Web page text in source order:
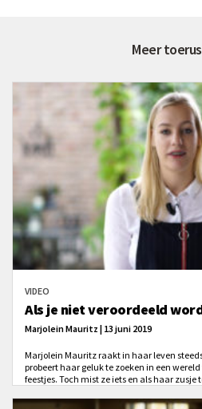
Meer
VIDEO
Als je niet veroordeeld
Marjolein Mauritz | 13 juni 2019
Marjolein Mauritz raakt in haar leven
probeert haar geluk te zoeken in een
feestjes. Toch mist ze iets en als haar zusje
ze is, maar haar de liefde van God laten